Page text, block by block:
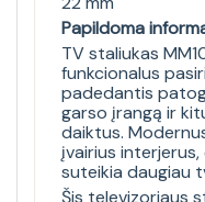
Papildoma
TV staliukas
funkcionalus
padedantis
garso įrangą ir
daiktus.
įvairius
suteikia daugiau
Šis televizoriaus